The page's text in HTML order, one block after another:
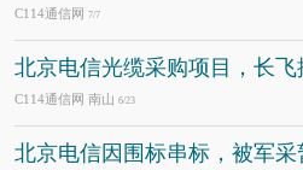
C114通信网 7/7
北京电信光缆采购项目，长飞
C114通信网 南山 6/23
北京电信因围标串标，被军采